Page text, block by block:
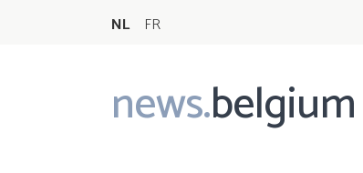
NL FR
news.belgium
Main
navigation